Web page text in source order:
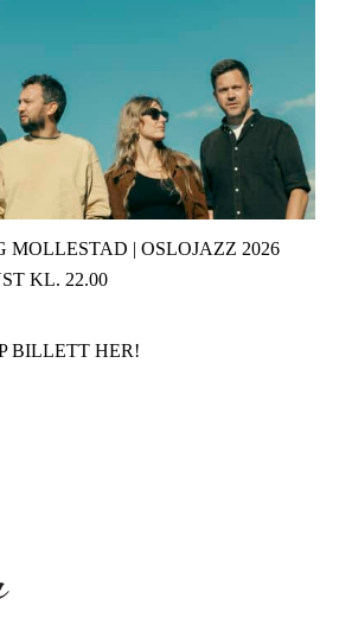
MOLLESTAD | OSLOJAZZ 2026
KL. 22.00
BILLETT HER!